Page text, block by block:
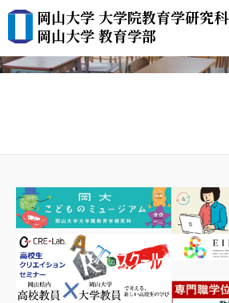
岡山大学 大学院教育学研究科
岡山大学 教育学部入江 隆